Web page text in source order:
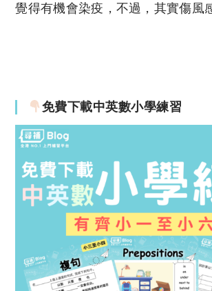
覺得有機會染疫，不過，其實傷風
免費下載中英數小學練習